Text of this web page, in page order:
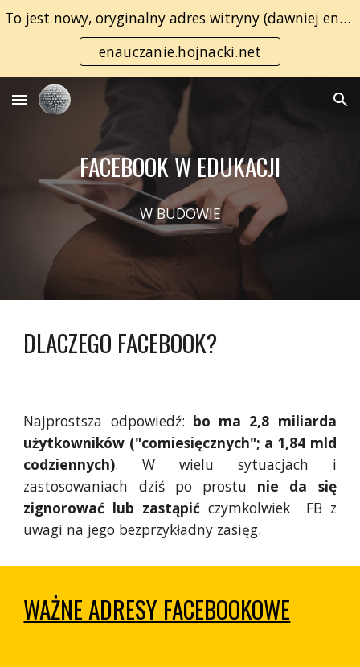
Skip to main content Skip to navigation
To jest nowy, oryginalny adres witryny (dawniej enauczanie.com):
enauczanie.hojnacki.net
FACEBOOK W EDUKACJI
W BUDOWIE
DLACZEGO FACEBOOK?
Najprostsza odpowiedź: bo ma 2,8 miliarda
użytkowników ("comiesięcznych"; a 1,84 mld
codziennych). W wielu sytuacjach i
zastosowaniach dziś po prostu nie da się
zignorować lub zastąpić czymkolwiek FB z
uwagi na jego bezprzykładny zasięg.
WAŻNE ADRESY FACEBOOKOWE